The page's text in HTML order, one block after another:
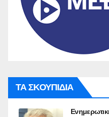
ΤΑ ΣΚΟΥΠΙΔΙΑ